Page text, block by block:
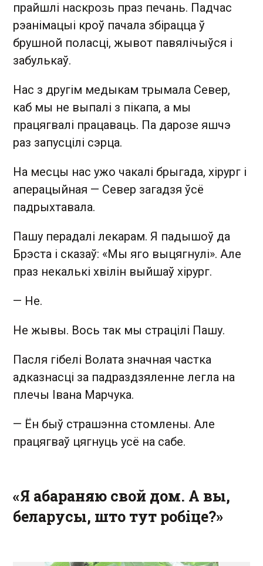
прайшлі наскрозь праз печань. Падчас
рэанімацыі кроў пачала збірацца ў
брушной поласці, жывот павялічыўся і
забулькаў.
Нас з другім медыкам трымала Север,
каб мы не выпалі з пікапа, а мы
працягвалі працаваць. Па дарозе яшчэ
раз запусцілі сэрца.
На месцы нас ужо чакалі брыгада, хірург і
аперацыйная — Север загадзя ўсё
падрыхтавала.
Пашу перадалі лекарам. Я падышоў да
Брэста і сказаў: «Мы яго выцягнулі». Але
праз некалькі хвілін выйшаў хірург.
— Не.
Не жывы. Вось так мы страцілі Пашу.
Пасля гібелі Волата значная частка
адказнасці за падраздзяленне легла на
плечы Івана Марчука.
— Ён быў страшэнна стомлены. Але
працягваў цягнуць усё на сабе.
«Я абараняю свой дом. А вы,
беларусы, што тут робіце?»